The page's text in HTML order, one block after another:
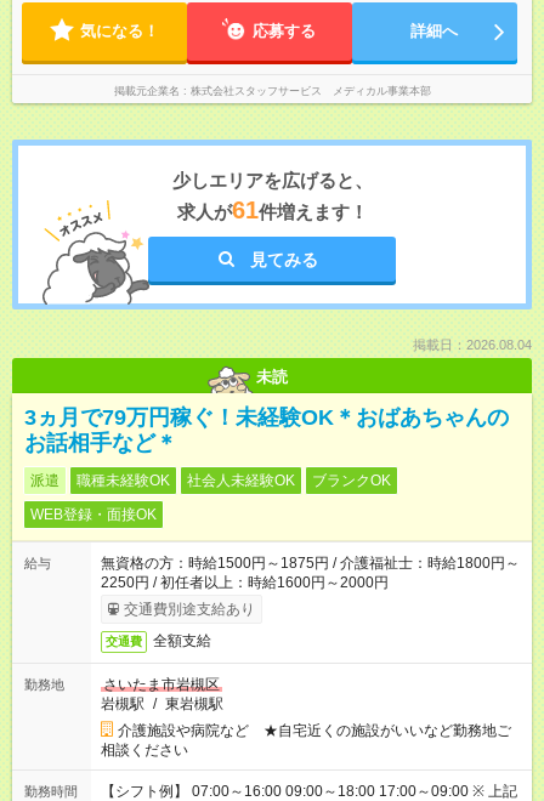
気になる！ 応募する 詳細へ
掲載元企業名 株式会社スタッフサービス メディカル事業本部
少しエリアを広げると、
求人が61件増えます！
見てみる
掲載日：2026.08.04
未読
3ヵ月で79万円稼ぐ！未経験OK＊おばあちゃんの
お話相手など＊
派遣 職種未経験OK 社会人未経験OK
ブランクOK
WEB登録・面接OK
給与
無資格の方：時給1500円～1875円 / 介護福祉士：時給1800円～
2250円 / 初任者以上：時給1600円～2000円
交通費別途支給あり
交通費 全額支給
勤務地
さいたま市岩槻区
岩槻駅 / 東岩槻駅
介護施設や病院など ★自宅近くの施設がいいなど勤務地ご
相談ください
勤務時間
【シフト例】 07:00～16:00 09:00～18:00 17:00～09:00 ※ 上記